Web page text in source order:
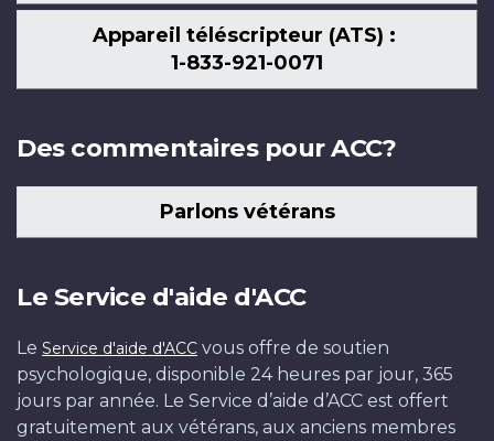
Appareil téléscripteur (ATS) :
1-833-921-0071
Des commentaires pour ACC?
Parlons vétérans
Le Service d'aide d'ACC
Le Service d'aide d'ACC vous offre de soutien
psychologique, disponible 24 heures par jour, 365
jours par année. Le Service d’aide d’ACC est offert
gratuitement aux vétérans, aux anciens membres